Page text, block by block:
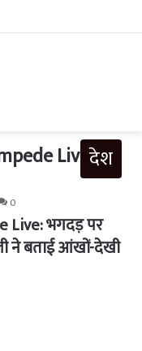
Liveदेश
0
Live: भगदड़ पर
ने बताई आंखों-देखी